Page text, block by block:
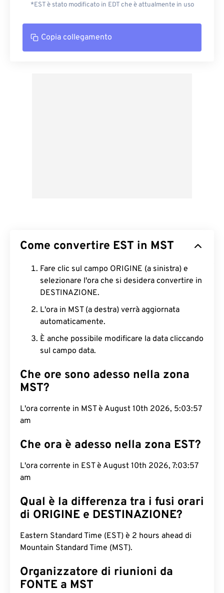
*EST è stato modificato in EDT che è attualmente in uso
Copia collegamento
Come convertire EST in MST
Fare clic sul campo ORIGINE (a sinistra) e
selezionare l'ora che si desidera convertire in
DESTINAZIONE.
L'ora in MST (a destra) verrà aggiornata
automaticamente.
È anche possibile modificare la data cliccando
sul campo data.
Che ore sono adesso nella zona
MST?
L'ora corrente in MST è August 10th 2026, 5:03:58
am
Che ora è adesso nella zona EST?
L'ora corrente in EST è August 10th 2026, 7:03:58
am
Qual è la differenza tra i fusi orari
di ORIGINE e DESTINAZIONE?
Eastern Standard Time (EST) è 2 hours ahead di
Mountain Standard Time (MST).
Organizzatore di riunioni da
FONTE a MST